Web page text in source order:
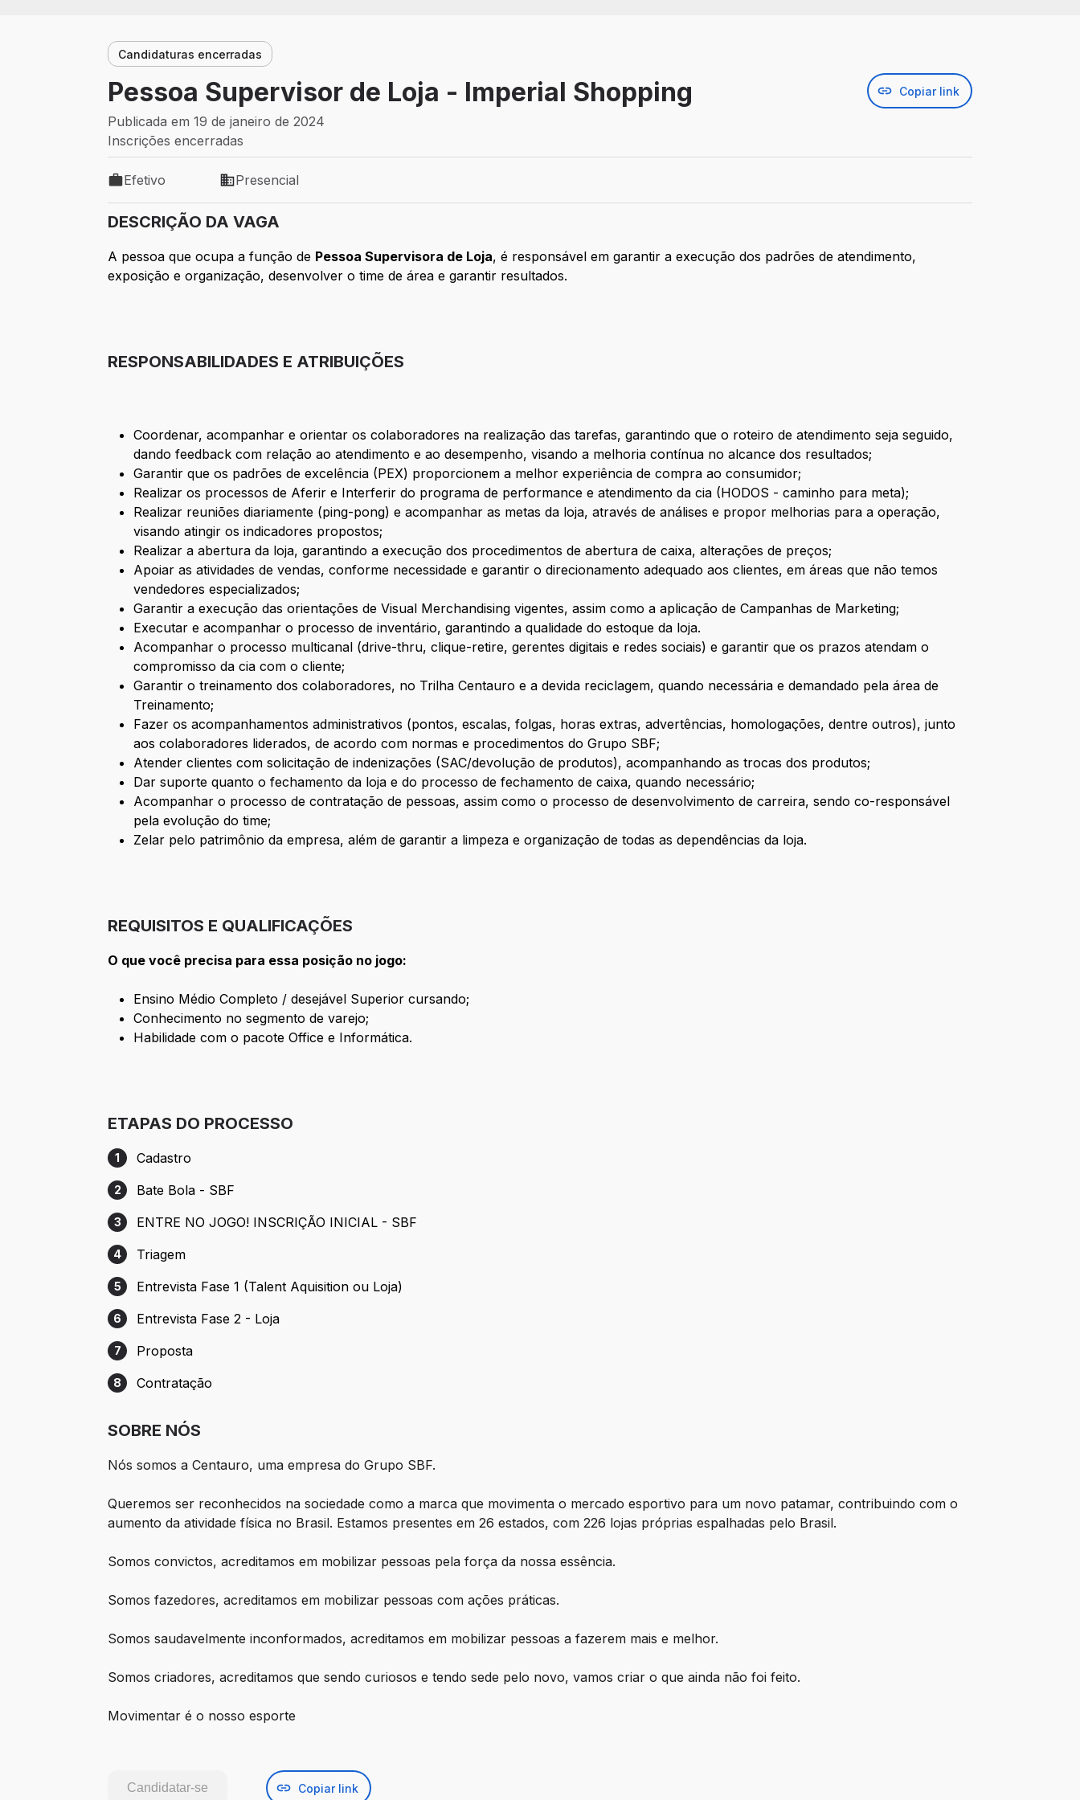
Candidaturas encerradas
Pessoa Supervisor de Loja - Imperial Shopping Copiar link
Publicada em 19 de janeiro de 2024
Inscrições encerradas
Tipo de vaga: Efetivo
Efetivo
Modelo de trabalho: Presencial
Presencial
DESCRIÇÃO DA VAGA
A pessoa que ocupa a função de Pessoa Supervisora de Loja, é responsável em garantir a execução dos padrões de atendimento,
exposição e organização, desenvolver o time de área e garantir resultados.
RESPONSABILIDADES E ATRIBUIÇÕES
Coordenar, acompanhar e orientar os colaboradores na realização das tarefas, garantindo que o roteiro de atendimento seja seguido,
dando feedback com relação ao atendimento e ao desempenho, visando a melhoria contínua no alcance dos resultados;
Garantir que os padrões de excelência (PEX) proporcionem a melhor experiência de compra ao consumidor;
Realizar os processos de Aferir e Interferir do programa de performance e atendimento da cia (HODOS - caminho para meta);
Realizar reuniões diariamente (ping-pong) e acompanhar as metas da loja, através de análises e propor melhorias para a operação,
visando atingir os indicadores propostos;
Realizar a abertura da loja, garantindo a execução dos procedimentos de abertura de caixa, alterações de preços;
Apoiar as atividades de vendas, conforme necessidade e garantir o direcionamento adequado aos clientes, em áreas que não temos
vendedores especializados;
Garantir a execução das orientações de Visual Merchandising vigentes, assim como a aplicação de Campanhas de Marketing;
Executar e acompanhar o processo de inventário, garantindo a qualidade do estoque da loja.
Acompanhar o processo multicanal (drive-thru, clique-retire, gerentes digitais e redes sociais) e garantir que os prazos atendam o
compromisso da cia com o cliente;
Garantir o treinamento dos colaboradores, no Trilha Centauro e a devida reciclagem, quando necessária e demandado pela área de
Treinamento;
Fazer os acompanhamentos administrativos (pontos, escalas, folgas, horas extras, advertências, homologações, dentre outros), junto
aos colaboradores liderados, de acordo com normas e procedimentos do Grupo SBF;
Atender clientes com solicitação de indenizações (SAC/devolução de produtos), acompanhando as trocas dos produtos;
Dar suporte quanto o fechamento da loja e do processo de fechamento de caixa, quando necessário;
Acompanhar o processo de contratação de pessoas, assim como o processo de desenvolvimento de carreira, sendo co-responsável
pela evolução do time;
Zelar pelo patrimônio da empresa, além de garantir a limpeza e organização de todas as dependências da loja.
REQUISITOS E QUALIFICAÇÕES
O que você precisa para essa posição no jogo:
Ensino Médio Completo / desejável Superior cursando;
Conhecimento no segmento de varejo;
Habilidade com o pacote Office e Informática.
ETAPAS DO PROCESSO
Etapa 1: Cadastro
1 Cadastro
Etapa 2: Bate Bola - SBF
2 Bate Bola - SBF
Etapa 3: ENTRE NO JOGO! INSCRIÇÃO INICIAL - SBF
3 ENTRE NO JOGO! INSCRIÇÃO INICIAL - SBF
Etapa 4: Triagem
4 Triagem
Etapa 5: Entrevista Fase 1 (Talent Aquisition ou Loja)
5 Entrevista Fase 1 (Talent Aquisition ou Loja)
Etapa 6: Entrevista Fase 2 - Loja
6 Entrevista Fase 2 - Loja
Etapa 7: Proposta
7 Proposta
Etapa 8: Contratação
8 Contratação
SOBRE NÓS
Nós somos a Centauro, uma empresa do Grupo SBF.
Queremos ser reconhecidos na sociedade como a marca que movimenta o mercado esportivo para um novo patamar, contribuindo com o
aumento da atividade física no Brasil. Estamos presentes em 26 estados, com 226 lojas próprias espalhadas pelo Brasil.
Somos convictos, acreditamos em mobilizar pessoas pela força da nossa essência.
Somos fazedores, acreditamos em mobilizar pessoas com ações práticas.
Somos saudavelmente inconformados, acreditamos em mobilizar pessoas a fazerem mais e melhor.
Somos criadores, acreditamos que sendo curiosos e tendo sede pelo novo, vamos criar o que ainda não foi feito.
Movimentar é o nosso esporte
Candidatar-se Copiar link